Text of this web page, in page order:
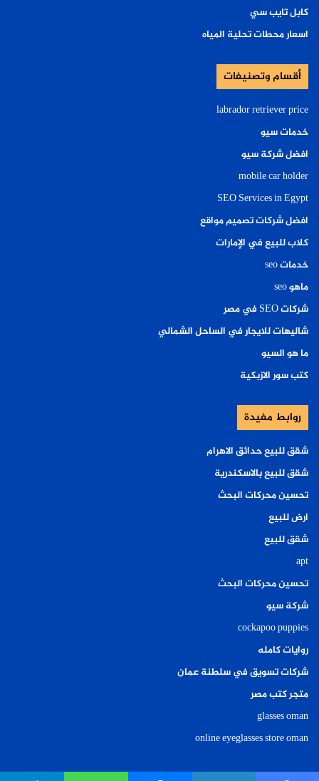
كابل تايب سي
اسعار محطات تحلية المياه
أقسام وتصنيفات
labrador retriever price
خدمات سيو
افضل شركة سيو
mobile car holder
SEO Services in Egypt
افضل شركات تصميم مواقع
كلاب للبيع في الإمارات
خدمات seo
ماهو seo
شركات SEO في مصر
شاليهات للايجار في الساحل الشمالي
ما هو السيو
كتب سور الازبكية
روابط مفيدة
شقق للبيع حدائق الاهرام
شقق للبيع بالاسكندرية
تحسين محركات البحث
ارض للبيع
شقق للبيع
apt
تحسين محركات البحث
شركة سيو
cockapoo puppies
روايات كامله
شركات تسويق في سلطنة عمان
متجر كتب مصر
glasses oman
online eyeglasses store oman